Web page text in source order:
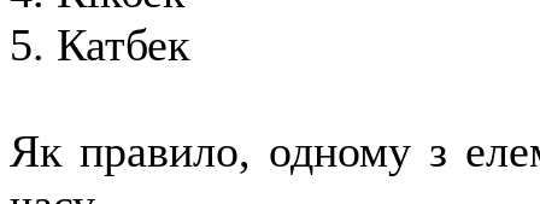
5. Катбек
Як правило, одному з